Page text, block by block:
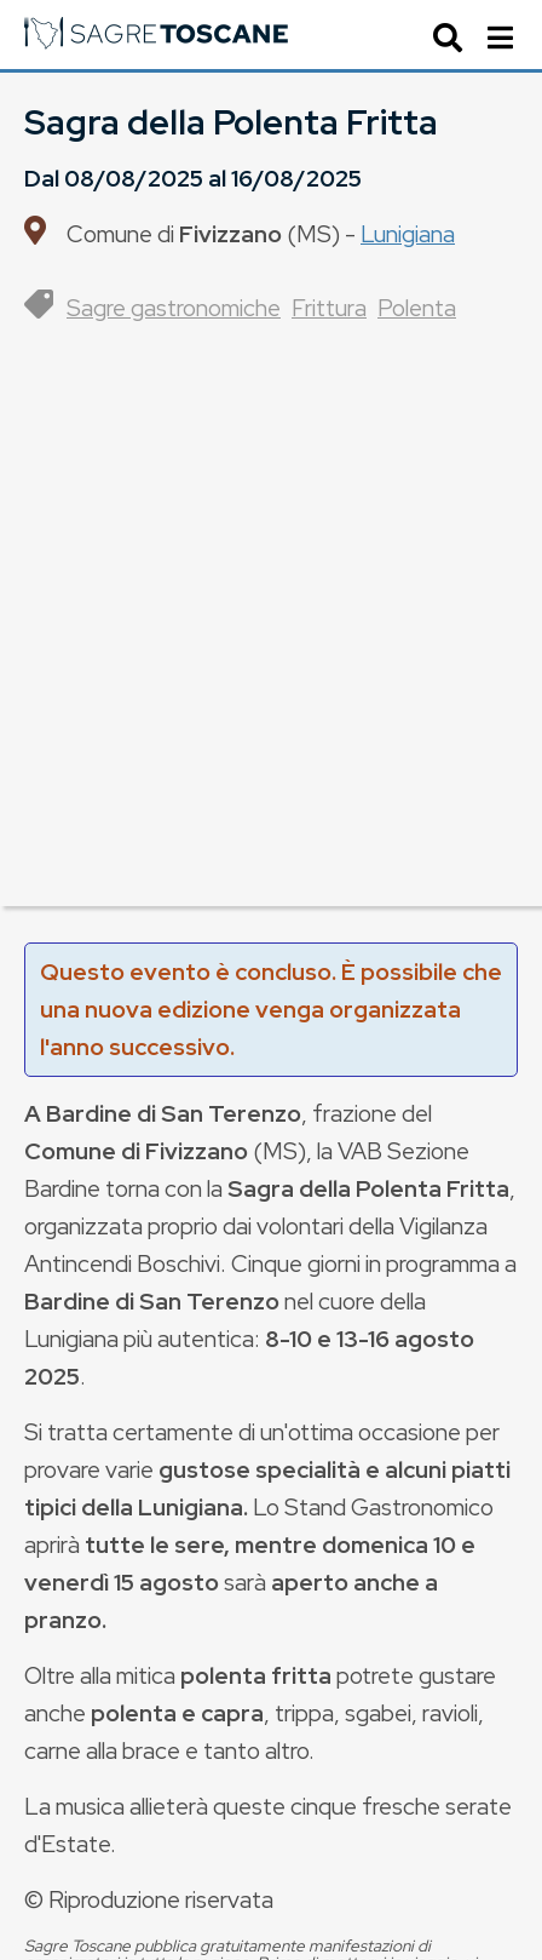
Sagra della Polenta Fritta
Dal08/08/2025 al16/08/2025
Comune di Fivizzano(MS) - Lunigiana
Sagre gastronomiche Frittura Polenta
Questo evento è concluso. È possibile che
una nuova edizione venga organizzata
l'anno successivo.
A Bardine di San Terenzo, frazione del
Comune di Fivizzano(MS), la VAB Sezione
Bardine torna con laSagra della Polenta Fritta,
organizzata proprio dai volontari della Vigilanza
Antincendi Boschivi. Cinque giorni in programma a
Bardine di San Terenzonel cuore della
Lunigiana più autentica: 8-10 e 13-16 agosto
2025.
Si tratta certamente di un'ottima occasione per
provare varie gustose specialità e alcuni piatti
tipici della Lunigiana.Lo Stand Gastronomico
aprirà tutte le sere, mentre domenica 10e
venerdì 15 agostosarà apertoanche a
pranzo.
Oltre alla mitica polenta frittapotrete gustare
anche polenta e capra, trippa, sgabei, ravioli,
carne alla brace e tanto altro.
La musica allieterà queste cinque fresche serate
d'Estate.
© Riproduzione riservata
Sagre Toscane pubblica gratuitamente manifestazioni di